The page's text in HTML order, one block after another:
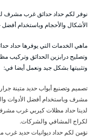
نوفر لكم حداد حدائق غرب مشرف
الأشكال والأحجام وباستخدام أفضل
ماهي الخدمات التي يوفرها حداد
وتصليح درابزين الحدائق وتركيب
وتثبيتها بشكل جيد ونعمل أيضا في:
تصميم وتصنيع أبواب حديد متينة
مشرف وباستخدام أفضل الأدوات
لدينا حداد مظلات كيربي غرب
لكراج المشافي والشركات.
نؤمن لكم حداد ديوانيات حديد